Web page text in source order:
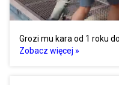
Grozi mu kara od 1 roku
Zobacz więcej »